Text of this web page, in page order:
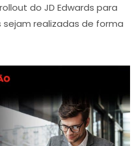
do JD Edwards para
realizadas de forma